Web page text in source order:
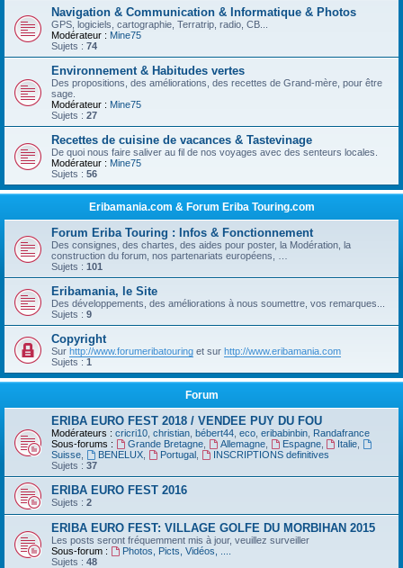
Navigation & Communication & Informatique & Photos
GPS, logiciels, cartographie, Terratrip, radio, CB...
Modérateur : Mine75
Sujets : 74
Environnement & Habitudes vertes
Des propositions, des améliorations, des recettes de Grand-mère, pour être
sage.
Modérateur : Mine75
Sujets : 27
Recettes de cuisine de vacances & Tastevinage
De quoi nous faire saliver au fil de nos voyages avec des senteurs locales.
Modérateur : Mine75
Sujets : 56
Eribamania.com & Forum Eriba Touring.com
Forum Eriba Touring : Infos & Fonctionnement
Des consignes, des chartes, des aides pour poster, la Modération, la
construction du forum, nos partenariats européens, …
Sujets : 101
Eribamania, le Site
Des développements, des améliorations à nous soumettre, vos remarques...
Sujets : 9
Copyright
Sur http://www.forumeribatouring et sur http://www.eribamania.com
Sujets : 1
Forum
ERIBA EURO FEST 2018 / VENDEE PUY DU FOU
Modérateurs : cricri10 christian bébert44 eco eribabinbin Randafrance
Sous-forums :
Grande Bretagne, Allemagne, Espagne, Italie
Suisse
BENELUX, Portugal,
INSCRIPTIONS definitives
Sujets : 37
ERIBA EURO FEST 2016
Sujets : 2
ERIBA EURO FEST: VILLAGE GOLFE DU MORBIHAN 2015
Les posts seront fréquemment mis à jour, veuillez surveiller
Sous-forum :
Photos, Picts, Vidéos, ....
Sujets : 48